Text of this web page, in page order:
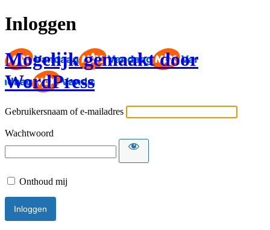
Inloggen
Mogelijk gemaakt door
WordPress
Gebruikersnaam of e-mailadres
Wachtwoord
Onthoud mij